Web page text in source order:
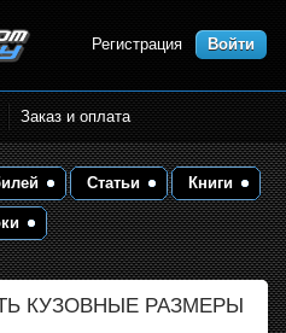
Регистрация Войти
Заказ и оплата
Статьи Книги
КУЗОВНЫЕ РАЗМЕРЫ